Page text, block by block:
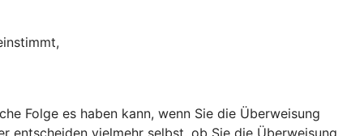
Folge es haben kann, wenn Sie die Überweisung
entscheiden vielmehr selbst, ob Sie die Überweisung